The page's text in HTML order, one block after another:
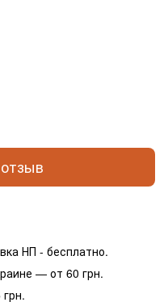
НП - бесплатно.
— от 60 грн.